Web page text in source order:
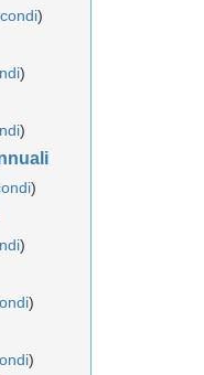
)
)
)
)
)
)
)